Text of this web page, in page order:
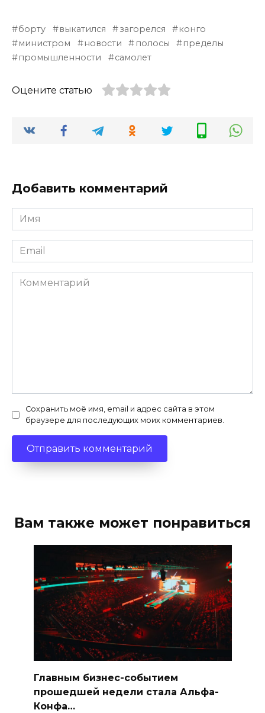
борту выкатился загорелся
конго
министром
новости полосы
пределы
промышленности
самолет
Оцените статью
Добавить комментарий
Имя
*
Email
*
Комментарий
Сохранить моё имя, email и адрес сайта в этом
браузере для последующих моих комментариев.
Вам также может понравиться
Главным бизнес-событием
прошедшей недели стала Альфа-
Конфа…